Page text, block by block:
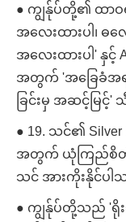
● ကျွန်ုပ်တို့၏ ထာဝ
အလေးထားပါ၊ ဓ
အလေးထားပါ' နှင့်
အတွက် 'အခြေခံအ
ခြင်းမှ အဆင့်မြင့်'
● 19. သင်၏
အတွက် ယုံကြည်စိတ်
သင် အားကိုးနိုင်ပါ
● ကျွန်ုပ်တို့သည် 'ရိုး